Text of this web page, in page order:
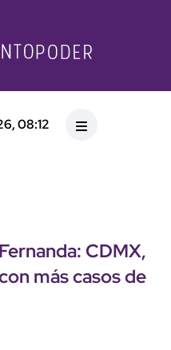
08:12
CDMX,
más casos de